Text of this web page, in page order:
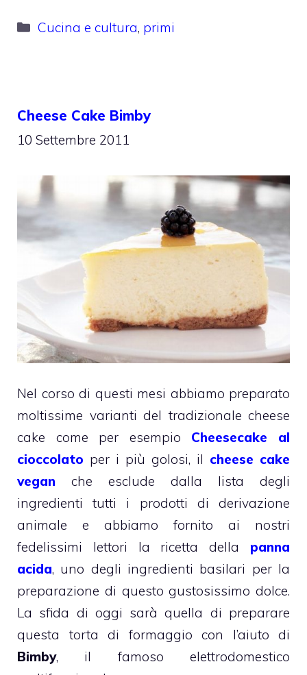
Categorie
Cucina e cultura, primi
Cheese Cake Bimby
10 Settembre 2011
Nel corso di questi mesi abbiamo preparato
moltissime varianti del tradizionale cheese
cake come per esempio Cheesecake al
cioccolato per i più golosi, il cheese cake
vegan che esclude dalla lista degli
ingredienti tutti i prodotti di derivazione
animale e abbiamo fornito ai nostri
fedelissimi lettori la ricetta della panna
acida, uno degli ingredienti basilari per la
preparazione di questo gustosissimo dolce.
La sfida di oggi sarà quella di preparare
questa torta di formaggio con l’aiuto di
Bimby, il famoso elettrodomestico